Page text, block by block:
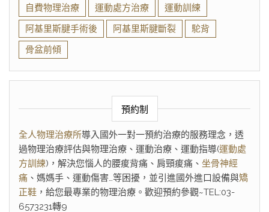
自費物理治療
運動處方治療
運動訓練
阿基里斯腱手術後
阿基里斯腱斷裂
駝背
骨盆前傾
預約制
全人物理治療所導入國外一對一預約治療的服務理念，透
過物理治療評估與物理治療、運動治療、運動指導(運動處
方訓練)，解決您惱人的腰痠背痛、肩頸痠痛、 坐骨神經
痛 、媽媽手、運動傷害…等困擾，並引進國外進口設備與矯
正鞋 ，給您最專業的物理治療。歡迎預約參觀~TEL:03-
6573231轉9